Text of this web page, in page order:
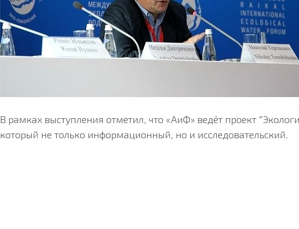
В рамках выступления отметил, что «АиФ» ведёт проект
который не только информационный, но и исследовательский.